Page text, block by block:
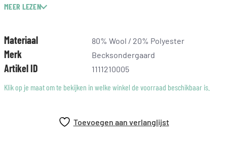
Verstelbare band
MEER LEZEN
Materiaal 80% Wool / 20% Polyester
Merk Becksondergaard
Artikel ID
1111210005
Klik op je maat om te bekijken in welke winkel de voorraad beschikbaar is.
Toevoegen aan verlanglijst